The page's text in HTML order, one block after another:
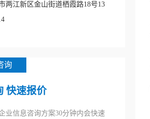
两江新区金山街道栖霞路18号13
询
快速报价
业信息咨询方案30分钟内会快速